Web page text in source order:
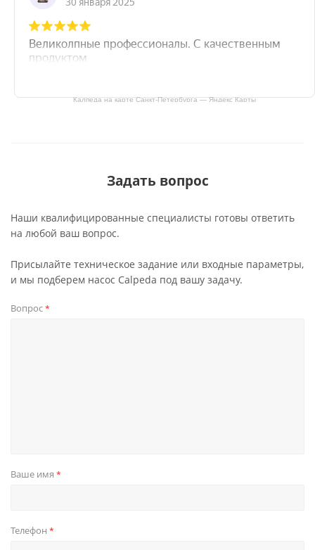
Калпеда на карте Санкт‑Петербурга — Яндекс Карты
Задать вопрос
Наши квалифицированные специалисты готовы ответить
на любой ваш вопрос.
Присылайте техническое задание или входные параметры,
и мы подберем насос Calpeda под вашу задачу.
Вопрос*
Ваше имя *
Телефон *